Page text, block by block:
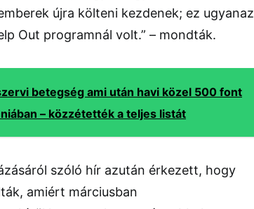
újra költeni kezdenek; ez ugyanaz
Out programnál volt.” – mondták.
betegség ami után havi közel 500 font
– közzétették a teljes listát
szóló hír azután érkezett, hogy
amiért márciusban